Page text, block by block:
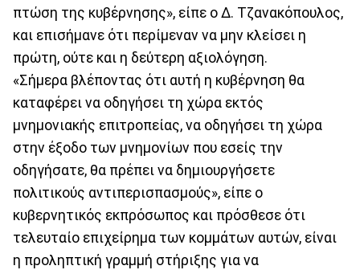
πτώση της κυβέρνησης», είπε ο Δ. Τζανακόπουλος,
και επισήμανε ότι περίμεναν να μην κλείσει η
πρώτη, ούτε και η δεύτερη αξιολόγηση.
«Σήμερα βλέποντας ότι αυτή η κυβέρνηση θα
καταφέρει να οδηγήσει τη χώρα εκτός
μνημονιακής επιτροπείας, να οδηγήσει τη χώρα
στην έξοδο των μνημονίων που εσείς την
οδηγήσατε, θα πρέπει να δημιουργήσετε
πολιτικούς αντιπερισπασμούς», είπε ο
κυβερνητικός εκπρόσωπος και πρόσθεσε ότι
τελευταίο επιχείρημα των κομμάτων αυτών, είναι
η προληπτική γραμμή στήριξης για να